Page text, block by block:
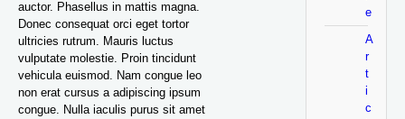
auctor. Phasellus in mattis magna.
Donec consequat orci eget tortor
ultricies rutrum. Mauris luctus
vulputate molestie. Proin tincidunt
vehicula euismod. Nam congue leo
non erat cursus a adipiscing ipsum
congue. Nulla iaculis purus sit amet
e
A
r
t
i
c